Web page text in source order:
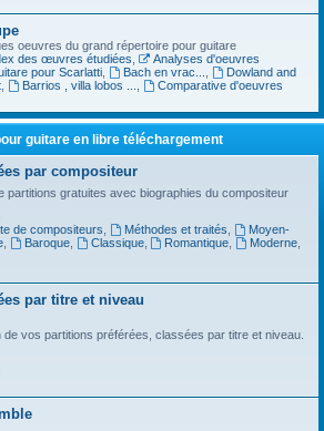
oeuvres du grand répertoire pour guitare
des œuvres étudiées
Analyses d'oeuvres
pour Scarlatti, Bach en vrac...
Dowland and
, Barrios , villa lobos ...
Comparative d'oeuvres
guitare en libre téléchargement
par compositeur
partitions gratuites avec biographies du compositeur
de compositeurs Méthodes et traités
Moyen-
, Baroque, Classique, Romantique Moderne
par titre et niveau
de vos partitions préférées, classées par titre et niveau.